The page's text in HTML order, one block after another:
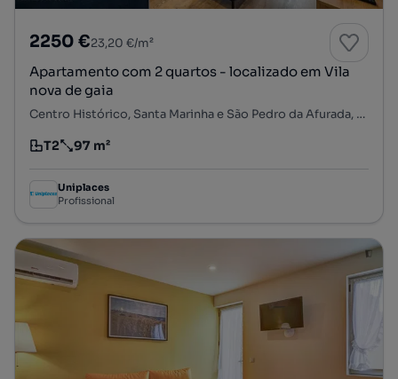
2250 €23,20 €/m²
Apartamento com 2 quartos - localizado em Vila
nova de gaia
Centro Histórico, Santa Marinha e São Pedro da Afurada, Vila Nova de Gaia, Porto
Tipologia
T2
Preço por metro quadrado
97 m²
Uniplaces
Profissional